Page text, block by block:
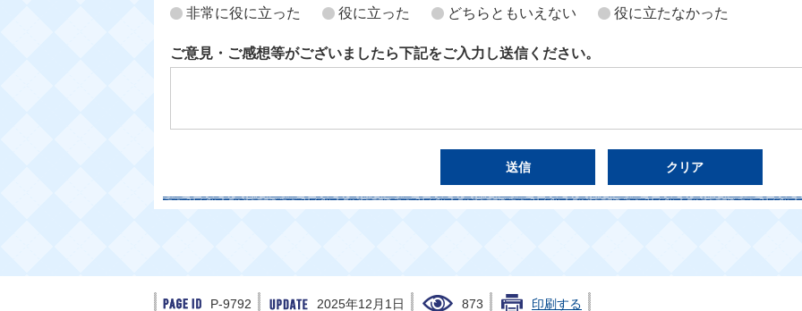
非常に役に立った
役に立った どちらともいえない 役に立たなかった
ご意見・ご感想等がございましたら下記をご入力し送信ください。
P-9792 2025年12月1日 873 印刷する